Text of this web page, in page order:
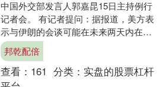
中国外交部发言人郭嘉昆15日主持例行
记者会。 有记者提问：据报道，美方表
示与伊朗的会谈可能在未来两天内在巴
基斯坦举行。中方对此有何评论，对下
一轮的谈判持何看法？....
邦乾配倍
查看： 161 分类： 实盘的股票杠杆